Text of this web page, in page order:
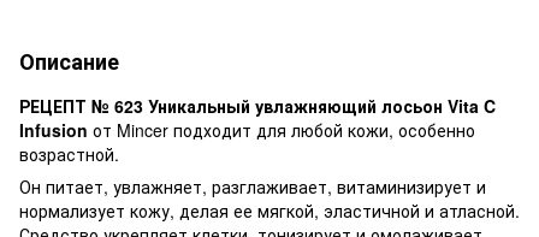
Описание
РЕЦЕПТ № 623 Уникальный увлажняющий лосьон Vita C
Infusion от Mincer подходит для любой кожи, особенно
возрастной.
Он питает, увлажняет, разглаживает, витаминизирует и
нормализует кожу, делая ее мягкой, эластичной и атласной.